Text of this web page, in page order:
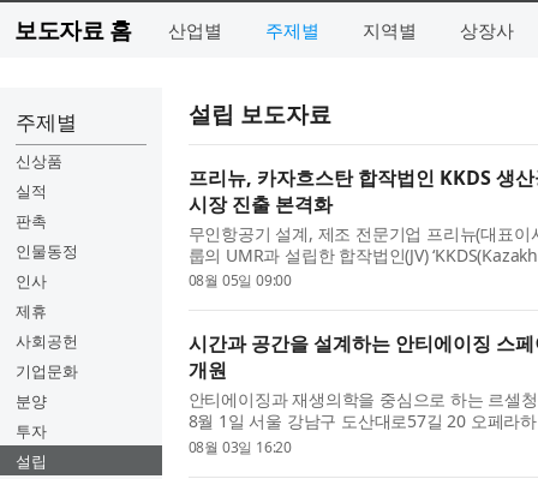
보도자료 홈 산업별 주제별 지역별 상장사
주제별
신상품
실적
판촉
인물동정
인사
제휴
사회공헌
기업문화
분양
투자
설립
설립 보도자료
프리뉴, 카자흐스탄 합작법인 KKDS 생
시장 진출 본격화
무인항공기 설계, 제조 전문기업 프리뉴(대표
룹의 UMR과 설립한 합작법인(JV)
생산공장을 정식 개소하고, 중앙아시아 드론
08월 05일 09:00
시간과 공간을 설계하는 안티에이징 스
개원
안티에이징과 재생의학을 중심으로 하는 르셀
8월 1일 서울 강남구 도산대로57길 20 오페라
르셀청담의원은 개원 당일 정·재계와 문화예술
08월 03일 16:20